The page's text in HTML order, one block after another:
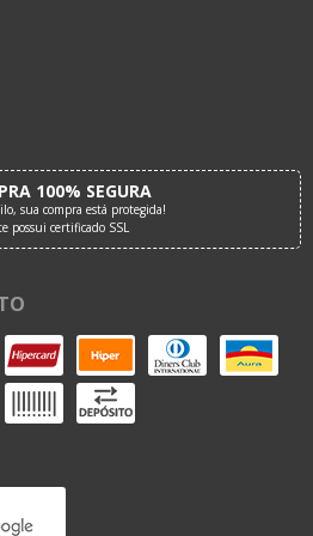
100% SEGURA
sua compra está protegida!
possui certificado SSL